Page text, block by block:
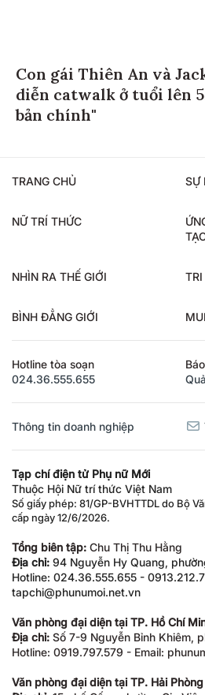
Con gái Thiên An và
diễn catwalk ở tuổi lên
bản chính"
TRANG CHỦ SỰ
NỮ TRÍ THỨC
NHÌN RA THẾ GIỚI
BÌNH ĐẲNG GIỚI
Hotline tòa soạn
024.36.555.655
Thông tin doanh nghiệp
Tạp chí điện tử Phụ nữ Mới
Thuộc Hội Nữ trí thức Việt Nam
Số giấy phép: 81/GP-BVHTTDL do Bộ
cấp ngày 12/6/2026.
Tổng biên tập: Chu Thị Thu Hằng
Địa chỉ: 94 Nguyễn Hy Quang,
Hotline: 024.36.555.655 -
tapchi@phunumoi.net.vn
Văn phòng đại diện tại TP. Hồ Chí
Địa chỉ: Số 7-9 Nguyễn Bỉnh Khiêm,
Hotline: 0919.797.579 - Email:
Văn phòng đại diện tại TP. Hải Phòng